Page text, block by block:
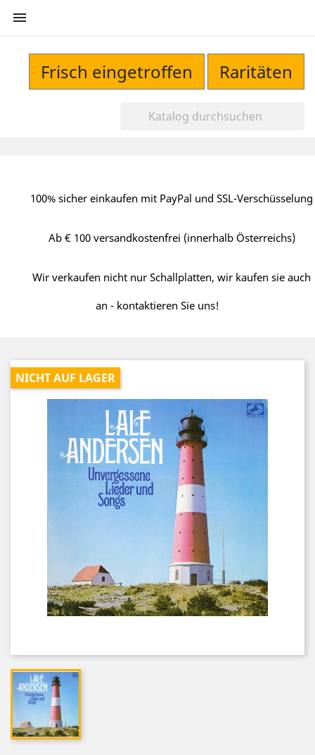

Frisch eingetroffen Raritäten
100% sicher einkaufen mit PayPal und SSL-Verschüsselung
Ab € 100 versandkostenfrei (innerhalb Österreichs)
Wir verkaufen nicht nur Schallplatten, wir kaufen sie auch
an - kontaktieren Sie uns!
NICHT AUF LAGER